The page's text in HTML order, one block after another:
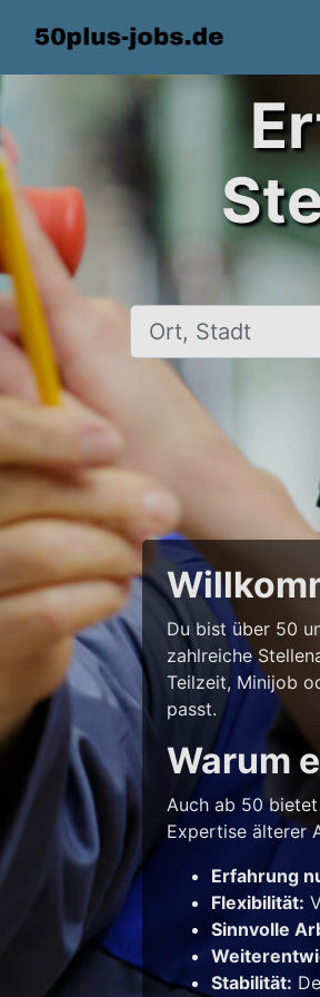
Ort, Stadt
Du bist über 50
zahlreiche
Teilzeit, Minijob
passt.
Warum
Auch ab 50
Expertise älterer
Erfahrung
Flexibilität:
Sinnvolle
Stabilität: